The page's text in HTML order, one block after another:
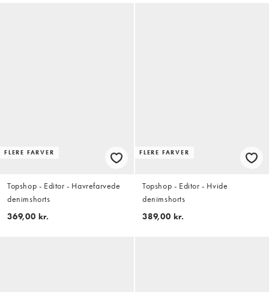
FLERE FARVER
Topshop - Editor - Havrefarvede
denimshorts
369,00 kr.
FLERE FARVER
Topshop - Editor - Hvide
denimshorts
389,00 kr.